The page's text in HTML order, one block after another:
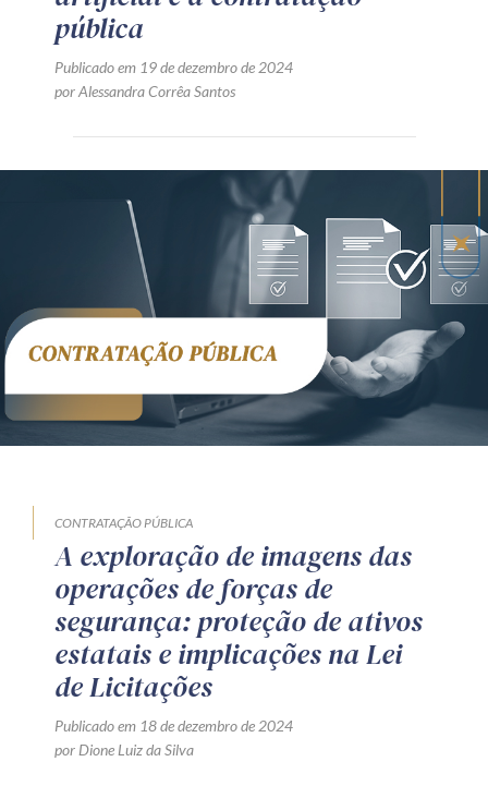
pública
Publicado em 19 de dezembro de 2024
por Alessandra Corrêa Santos
CONTRATAÇÃO PÚBLICA
A exploração de imagens das
operações de forças de
segurança: proteção de ativos
estatais e implicações na Lei
de Licitações
Publicado em 18 de dezembro de 2024
por Dione Luiz da Silva